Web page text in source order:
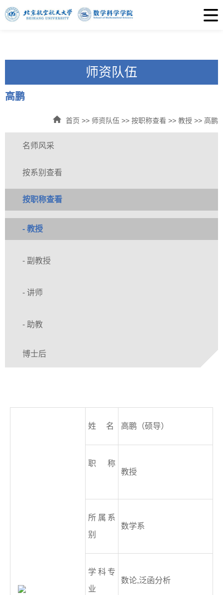
师资队伍
高鹏
首页 >> 师资队伍 >> 按职称查看 >> 教授 >> 高鹏
名师风采
按系别查看
按职称查看
- 教授
- 副教授
- 讲师
- 助教
博士后
姓 名 高鹏（硕导）
职 称
教授
所属系
别
数学系
学科专
业
数论,泛函分析